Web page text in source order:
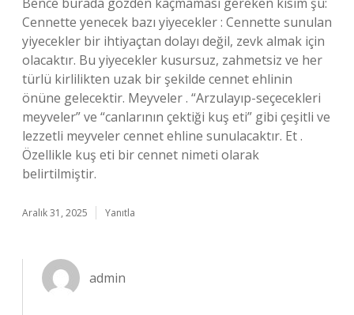
Cennette yenecek bazı yiyecekler : Cennette sunulan
yiyecekler bir ihtiyaçtan dolayı değil, zevk almak için
olacaktır. Bu yiyecekler kusursuz, zahmetsiz ve her
türlü kirlilikten uzak bir şekilde cennet ehlinin
önüne gelecektir. Meyveler . “Arzulayıp-seçecekleri
meyveler” ve “canlarının çektiği kuş eti” gibi çeşitli ve
lezzetli meyveler cennet ehline sunulacaktır. Et .
Özellikle kuş eti bir cennet nimeti olarak
belirtilmiştir.
Aralık 31, 2025 Yanıtla
admin